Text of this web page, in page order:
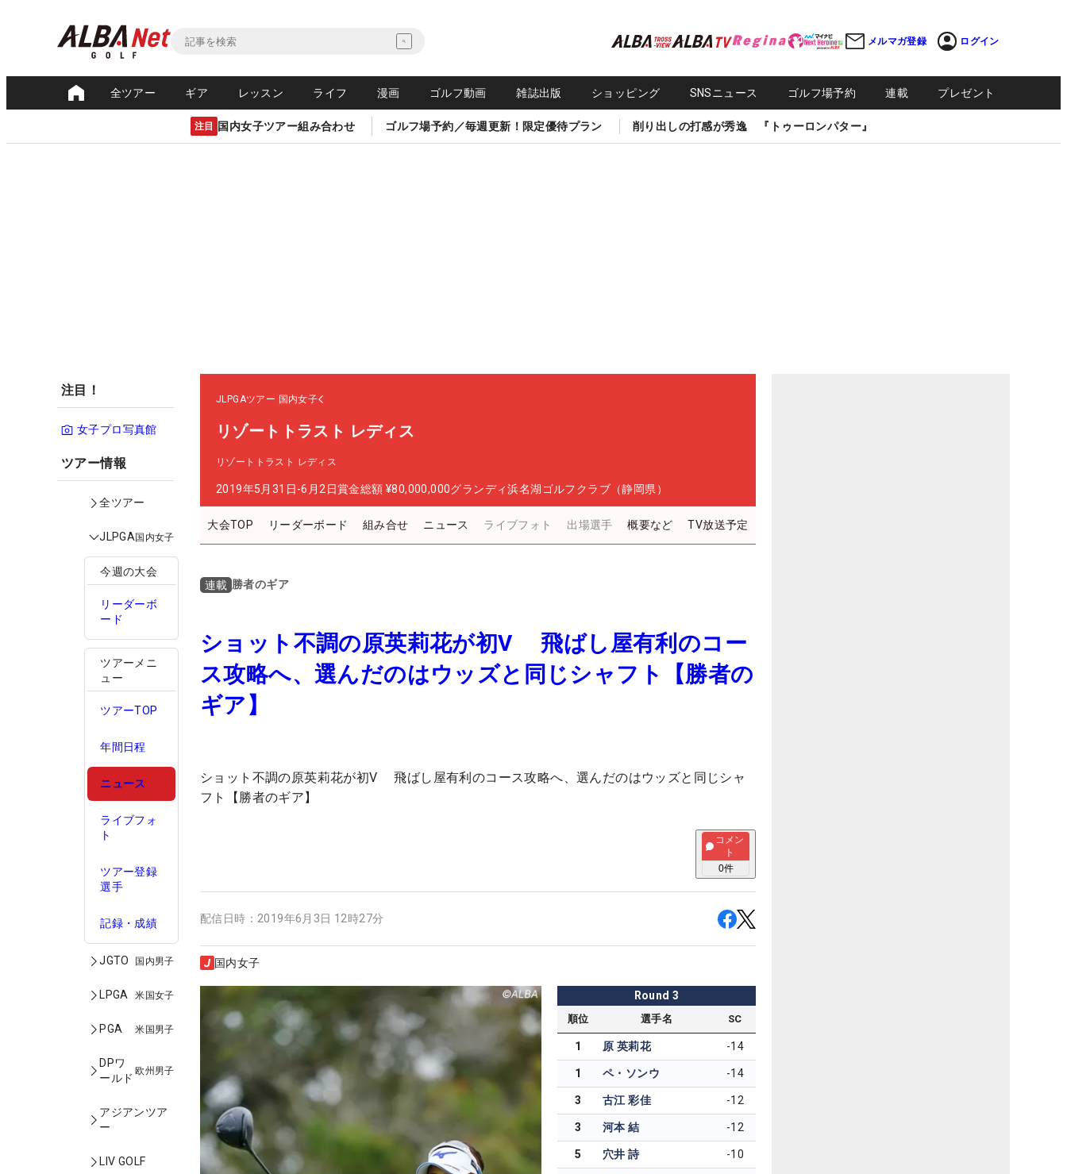
メルマガ登録 ログイン
全ツアー ギア レッスン ライフ 漫画 ゴルフ動画 雑誌出版 ショッピング SNSニュース ゴルフ場予約 連載 プレゼント
注目 国内女子ツアー組み合わせ ゴルフ場予約／毎週更新！限定優待プラン 削り出しの打感が秀逸 『トゥーロンパター』
注目！
女子プロ写真館
ツアー情報
全ツアー
JLPGA国内女子
今週の大会
リーダーボ
ード
ツアーメニ
ュー
ツアーTOP
年間日程
ニュース
ライブフォ
ト
ツアー登録
選手
記録・成績
JGTO 国内男子
LPGA 米国女子
PGA 米国男子
DPワ
ールド
欧州男子
アジアンツア
ー
LIV GOLF
JLPGAツアー 国内女子
リゾートトラスト レディス
リゾートトラスト レディス
2019年5月31日-6月2日賞金総額 ¥80,000,000グランディ浜名湖ゴルフクラブ（静岡県）
大会TOP リーダーボード 組み合せ ニュース ライブフォト 出場選手 概要など TV放送予定
連載 勝者のギア
ショット不調の原英莉花が初V 飛ばし屋有利のコー
ス攻略へ、選んだのはウッズと同じシャフト【勝者の
ギア】
ショット不調の原英莉花が初V 飛ばし屋有利のコース攻略へ、選んだのはウッズと同じシャ
フト【勝者のギア】
コメン
ト
0件
配信日時： 2019年6月3日 12時27分
国内女子
Round 3
順位 選手名 SC
1 原 英莉花 -14
1 ペ・ソンウ -14
3 古江 彩佳 -12
3 河本 結 -12
5 穴井 詩 -10